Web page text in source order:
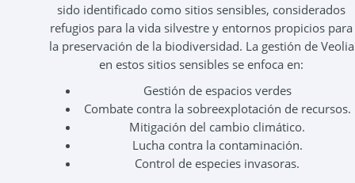
sido identificado como sitios sensibles, considerados
refugios para la vida silvestre y entornos propicios para
la preservación de la biodiversidad. La gestión de Veolia
en estos sitios sensibles se enfoca en:
Gestión de espacios verdes
Combate contra la sobreexplotación de recursos.
Mitigación del cambio climático.
Lucha contra la contaminación.
Control de especies invasoras.